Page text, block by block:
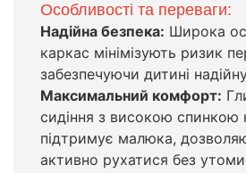
Особливості та переваги:
Надійна безпека: Широка
каркас мінімізують ризик
забезпечуючи дитині
Максимальний комфорт:
сидіння з високою спинкою
підтримує малюка,
активно рухатися без